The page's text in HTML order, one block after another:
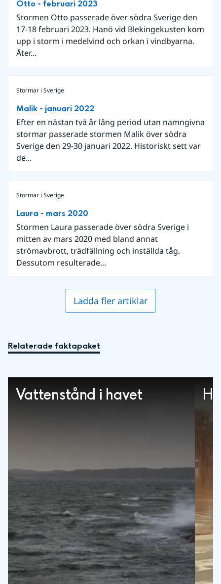
Otto - februari 2023
Stormen Otto passerade över södra Sverige den
17-18 februari 2023. Hanö vid Blekingekusten kom
upp i storm i medelvind och orkan i vindbyarna.
Åter...
Stormar i Sverige
Malik - januari 2022
Efter en nästan två år lång period utan namngivna
stormar passerade stormen Malik över södra
Sverige den 29-30 januari 2022. Historiskt sett var
de...
Stormar i Sverige
Laura - mars 2020
Stormen Laura passerade över södra Sverige i
mitten av mars 2020 med bland annat
strömavbrott, trädfällning och inställda tåg.
Dessutom resulterade...
Ladda fler artiklar
Relaterade faktapaket
Vattenstånd i havet